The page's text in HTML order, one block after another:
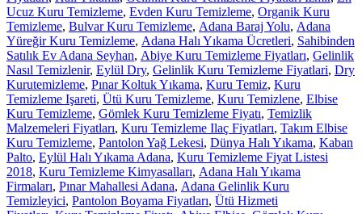
Ucuz Kuru Temizleme, Evden Kuru Temizleme, Organik Kuru
Temizleme, Bulvar Kuru Temizleme, Adana Baraj Yolu, Adana
Yüreğir Kuru Temizleme, Adana Halı Yıkama Ücretleri, Sahibinden
Satılık Ev Adana Seyhan, Abiye Kuru Temizleme Fiyatları, Gelinlik
Nasıl Temizlenir, Eylül Dry, Gelinlik Kuru Temizleme Fiyatlari, Dry
Kurutemizleme, Pınar Koltuk Yıkama, Kuru Temiz, Kuru
Temizleme Işareti, Ütü Kuru Temizleme, Kuru Temizlene, Elbise
Kuru Temizleme, Gömlek Kuru Temizleme Fiyatı, Temizlik
Malzemeleri Fiyatları, Kuru Temizleme Ilaç Fiyatları, Takım Elbise
Kuru Temizleme, Pantolon Yağ Lekesi, Dünya Halı Yıkama, Kaban
Palto, Eylül Halı Yıkama Adana, Kuru Temizleme Fiyat Listesi
2018, Kuru Temizleme Kimyasalları, Adana Halı Yıkama
Firmaları, Pınar Mahallesi Adana, Adana Gelinlik Kuru
Temizleyici, Pantolon Boyama Fiyatları, Ütü Hizmeti